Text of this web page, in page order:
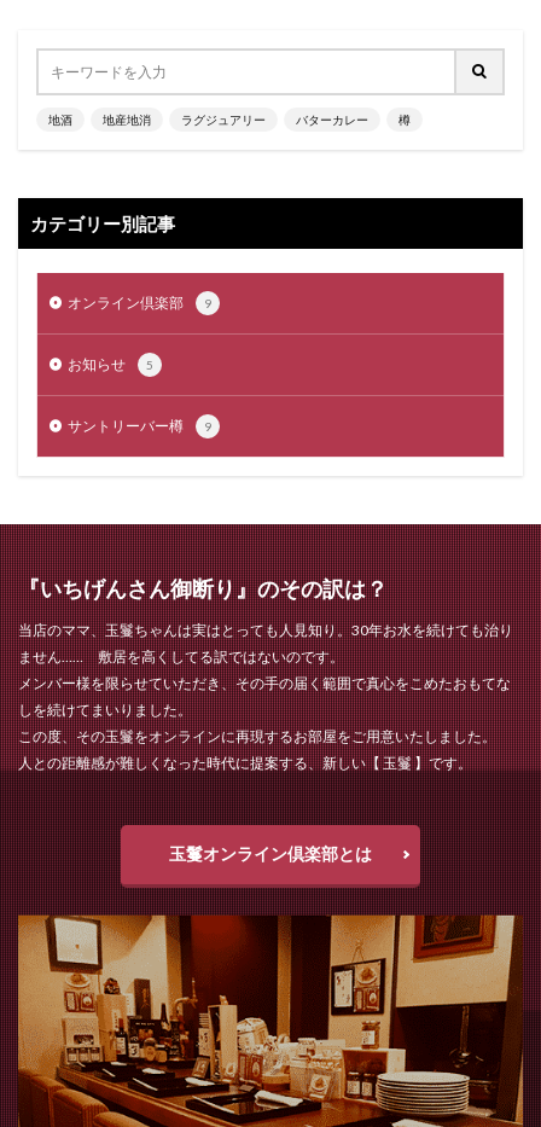
地酒 地産地消 ラグジュアリー バターカレー 樽
カテゴリー別記事
オンライン倶楽部 9
お知らせ 5
サントリーバー樽 9
『いちげんさん御断り』のその訳は？
当店のママ、玉鬘ちゃんは実はとっても人見知り。30年お水を続けても治り
ません…… 敷居を高くしてる訳ではないのです。
メンバー様を限らせていただき、その手の届く範囲で真心をこめたおもてな
しを続けてまいりました。
この度、その玉鬘をオンラインに再現するお部屋をご用意いたしました。
人との距離感が難しくなった時代に提案する、新しい【 玉鬘 】です。
玉鬘オンライン倶楽部とは